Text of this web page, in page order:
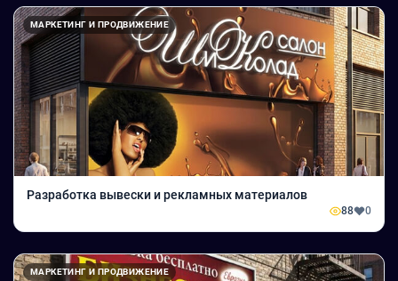
МАРКЕТИНГ И ПРОДВИЖЕНИЕ
Разработка вывески и рекламных материалов
88 0
МАРКЕТИНГ И ПРОДВИЖЕНИЕ